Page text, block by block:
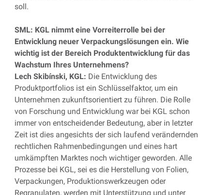
soll.
SML: KGL nimmt eine Vorreiterrolle bei der
Entwicklung neuer Verpackungslösungen ein. Wie
wichtig ist der Bereich Produktentwicklung für das
Wachstum Ihres Unternehmens?
Lech Skibínski, KGL: Die Entwicklung des
Produktportfolios ist ein Schlüsselfaktor, um ein
Unternehmen zukunftsorientiert zu führen. Die Rolle
von Forschung und Entwicklung war bei KGL schon
immer von entscheidender Bedeutung, aber in letzter
Zeit ist dies angesichts der sich laufend verändernden
rechtlichen Rahmenbedingungen und eines hart
umkämpften Marktes noch wichtiger geworden. Alle
Prozesse bei KGL, sei es die Herstellung von Folien,
Verpackungen, Produktionswerkzeugen oder
Regranulaten, werden mit Unterstützung und unter